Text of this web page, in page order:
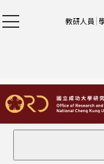
教研人員